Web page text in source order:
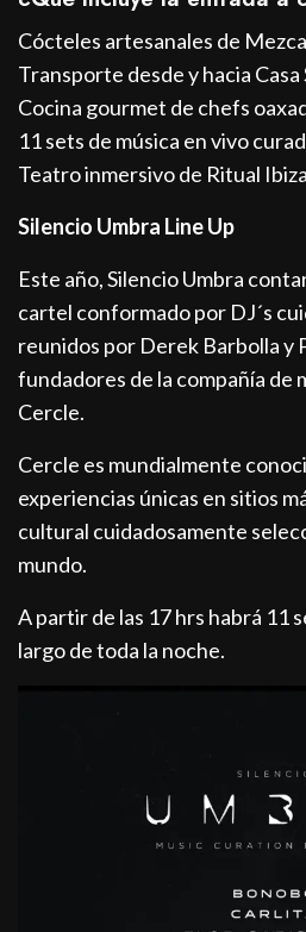
Cócteles artesanales de
Transporte desde y hacia Casa
Cocina gourmet de chefs
11 sets de música en vivo
Teatro inmersivo de Ritual Ibiza
Silencio Umbra Line Up
Este año, Silencio Umbra
cartel conformado por DJ´s
reunidos por Derek Barbolla y
fundadores de la compañía de
Cercle.
Cercle es mundialmente
experiencias únicas en sitios
cultural cuidadosamente
mundo.
A partir de las 17 hrs habrá 11
largo de toda la noche.